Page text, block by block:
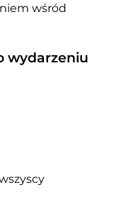
wśród
wydarzeniu